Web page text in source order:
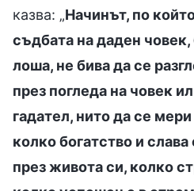
казва: „Начинът, по
съдбата на даден човек,
лоша, не бива да се
през погледа на човек
гадател, нито да се
колко богатство и
през живота си, колко